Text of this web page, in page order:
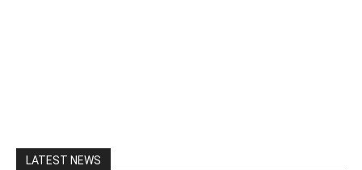
LATEST NEWS